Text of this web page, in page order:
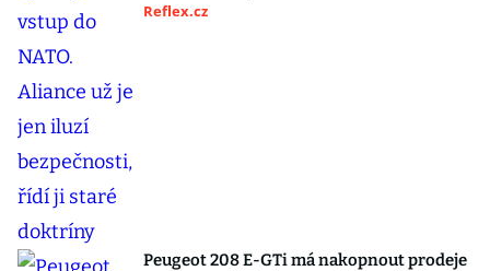
Reflex.cz
Peugeot 208 E-GTi má nakopnout prodeje